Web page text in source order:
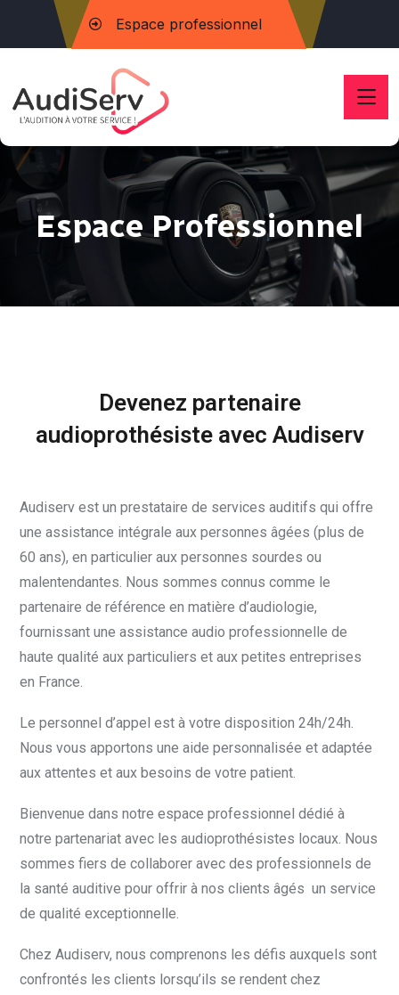
Espace professionnel
Espace Professionnel
Devenez partenaire
audioprothésiste avec Audiserv
Audiserv est un prestataire de services auditifs qui offre
une assistance intégrale aux personnes âgées (plus de
60 ans), en particulier aux personnes sourdes ou
malentendantes. Nous sommes connus comme le
partenaire de référence en matière d’audiologie,
fournissant une assistance audio professionnelle de
haute qualité aux particuliers et aux petites entreprises
en France.
Le personnel d’appel est à votre disposition 24h/24h.
Nous vous apportons une aide personnalisée et adaptée
aux attentes et aux besoins de votre patient.
Bienvenue dans notre espace professionnel dédié à
notre partenariat avec les audioprothésistes locaux. Nous
sommes fiers de collaborer avec des professionnels de
la santé auditive pour offrir à nos clients âgés un service
de qualité exceptionnelle.
Chez Audiserv, nous comprenons les défis auxquels sont
confrontés les clients lorsqu’ils se rendent chez